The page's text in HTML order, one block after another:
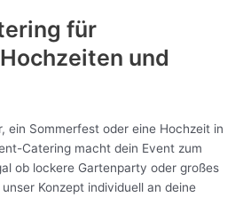
für
und
ein Sommerfest oder eine Hochzeit in
Catering macht dein Event zum
ob lockere Gartenparty oder großes
Konzept individuell an deine